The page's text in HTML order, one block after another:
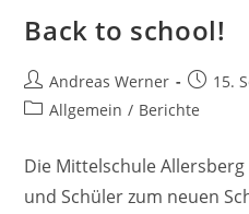
Back to school!
Beitrags-
Autor:
Andreas Werner
Beitrag
15.
Beitrags-
Allgemein / Berichte
Die Mittelschule
und Schüler zum neuen